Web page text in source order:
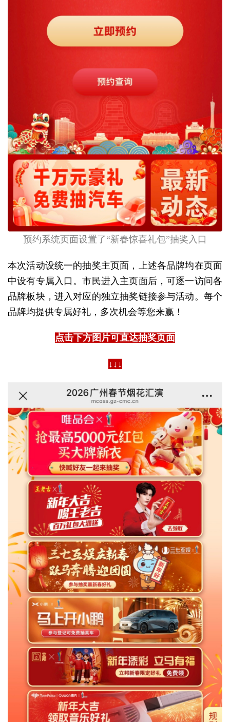
预约系统页面设置了“新春惊喜礼包”抽奖入口
本次活动设统一的抽奖主页面，上述各品牌均在页面
中设有专属入口。市民进入主页面后，可逐一访问各
品牌板块，进入对应的独立抽奖链接参与活动。每个
品牌均提供专属好礼，多次机会等您来赢！
点击下方图片可直达抽奖页面
↓↓↓